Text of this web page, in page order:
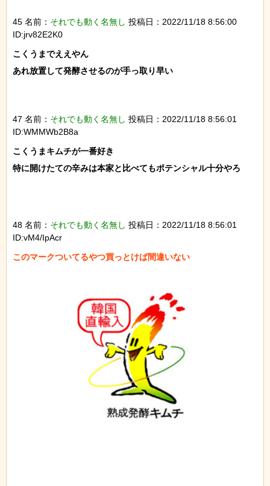
45 名前： それでも動く名無し 投稿日：2022/11/18 8:56:00
ID:jrv82E2K0
こくうまでええやん
あれ放置して発酵させるのが手っ取り早い
47 名前： それでも動く名無し 投稿日：2022/11/18 8:56:01
ID:WMMWb2B8a
こくうまキムチが一番好き
特に開けたての辛みは本家と比べてもポテンシャル十分やろ
48 名前： それでも動く名無し 投稿日：2022/11/18 8:56:01
ID:vM4/IpAcr
このマークついてるやつ買っとけば間違いない